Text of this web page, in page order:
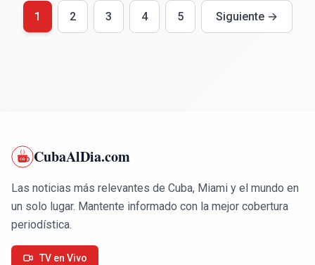
1 2 3 4 5 Siguiente →
CubaAlDia.com
Las noticias más relevantes de Cuba, Miami y el mundo en
un solo lugar. Mantente informado con la mejor cobertura
periodística.
TV en Vivo